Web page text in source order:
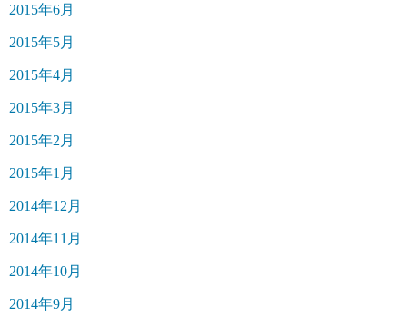
2015年6月
2015年5月
2015年4月
2015年3月
2015年2月
2015年1月
2014年12月
2014年11月
2014年10月
2014年9月